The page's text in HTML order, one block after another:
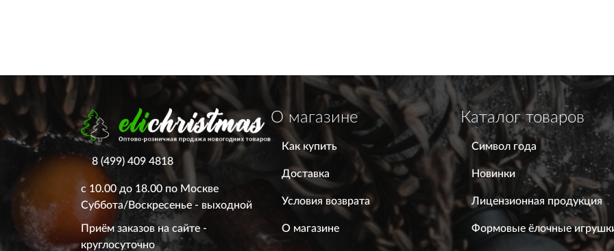
О магазине
Как купить
Доставка
Условия возврата
О магазине
Каталог товаров
Символ года
Новинки
Лицензионная продукция
Формовые ёлочные
8 (499) 409 4818
с 10.00 до 18.00 по Москве
Суббота/Воскресенье - выходной
Приём заказов на сайте -
круглосуточно